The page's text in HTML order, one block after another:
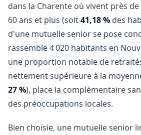
dans la Charente où vivent près
60 ans et plus (soit41,18 % des
d'une mutuelle senior se pose
rassemble 4 020 habitants en
une proportion notable de
nettement supérieure à la
27 %), place la complémentaire
des préoccupations locales.
Bien choisie, une mutuelle senior